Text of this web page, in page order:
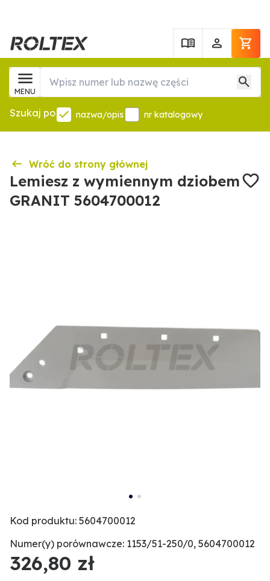
MENU
Szukaj po nazwa/opis nr katalogowy
Wróć do strony głównej
Lemiesz z wymiennym dziobem
GRANIT 5604700012
Kod produktu: 5604700012
Numer(y) porównawcze: 1153/51-250/0, 5604700012
326,80 zł